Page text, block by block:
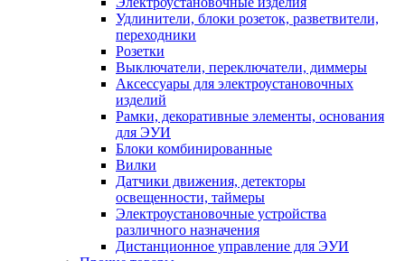
Удлинители, блоки розеток, разветвители,
переходники
Розетки
Выключатели, переключатели, диммеры
Аксессуары для электроустановочных
изделий
Рамки, декоративные элементы, основания
для ЭУИ
Блоки комбинированные
Вилки
Датчики движения, детекторы
освещенности, таймеры
Электроустановочные устройства
различного назначения
Дистанционное управление для ЭУИ